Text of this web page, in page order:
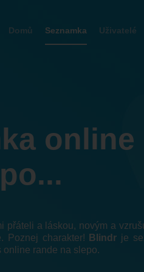
Domů Seznamka Uživatelé
online
přáteli a láskou, novým a
Poznej charakter! Blindr je
online rande na slepo.